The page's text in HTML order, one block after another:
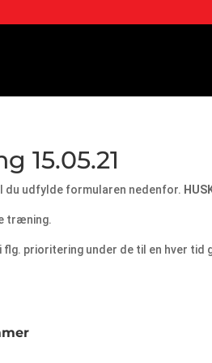
15.05.21
du udfylde formularen nedenfor.
træning.
prioritering under de til en hver